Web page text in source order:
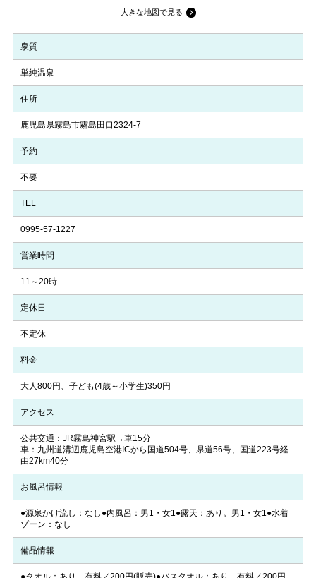
大きな地図で見る
泉質
単純温泉
住所
鹿児島県霧島市霧島田口2324-7
予約
不要
TEL
0995-57-1227
営業時間
11～20時
定休日
不定休
料金
大人800円、子ども(4歳～小学生)350円
アクセス
公共交通：JR霧島神宮駅→車15分
車：九州道溝辺鹿児島空港ICから国道504号、県道56号、国道223号経
由27km40分
お風呂情報
●源泉かけ流し：なし●内風呂：男1・女1●露天：あり。男1・女1●水着
ゾーン：なし
備品情報